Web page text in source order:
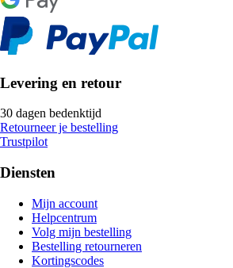
Levering en retour
30 dagen bedenktijd
Retourneer je bestelling
Trustpilot
Diensten
Mijn account
Helpcentrum
Volg mijn bestelling
Bestelling retourneren
Kortingscodes